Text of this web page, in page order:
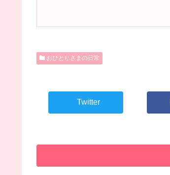
おひとりさまの日常
Twitter